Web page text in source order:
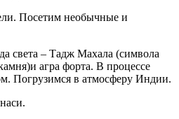
Посетим необычные и
света – Тадж Махала (символа
агра форта. В процессе
Погрузимся в атмосферу Индии.